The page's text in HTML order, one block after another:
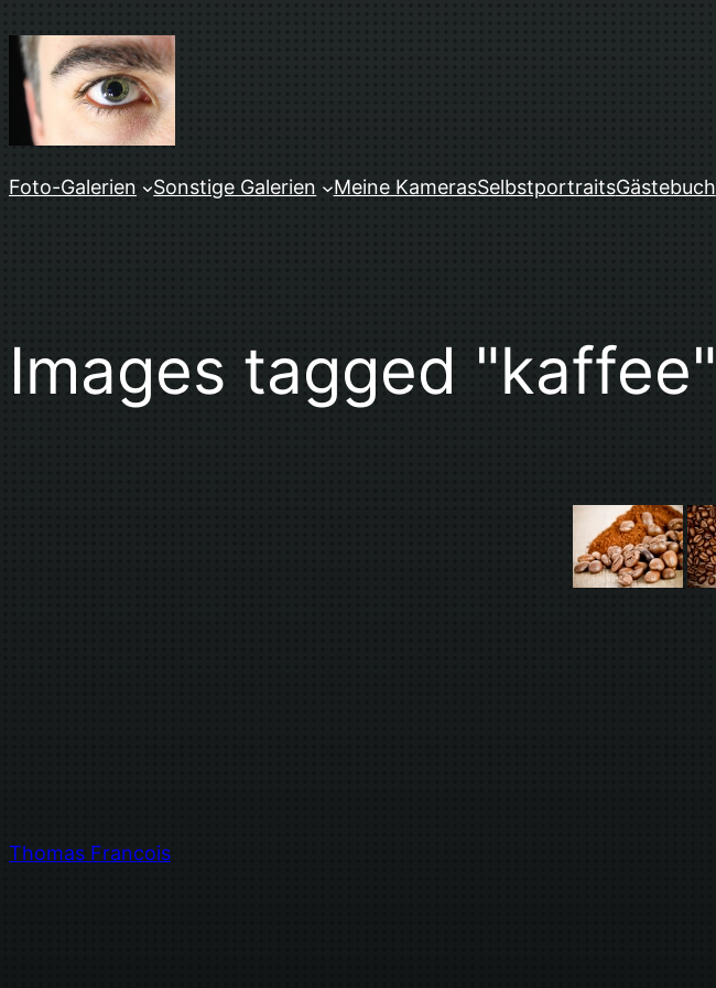
Inhalt
springen
Foto-Galerien Sonstige Galerien Meine KamerasSelbstportraitsGästebuch
Images tagged "kaffee"
Thomas Francois